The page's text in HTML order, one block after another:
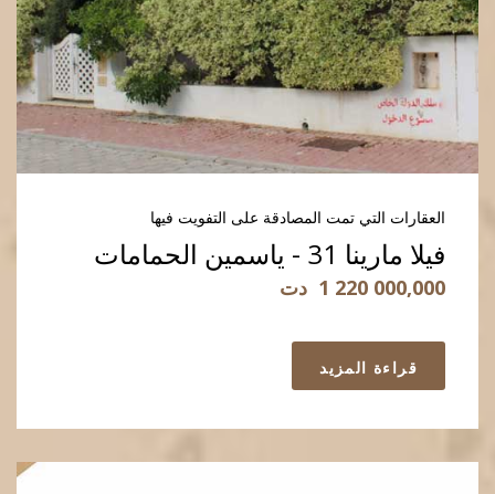
العقارات التي تمت المصادقة على التفويت فيها
فيلا مارينا 31 - ياسمين الحمامات
1 220 000,000 دت
قراءة المزيد